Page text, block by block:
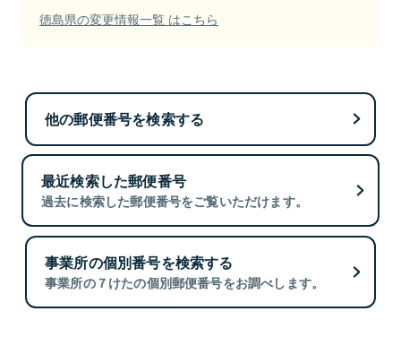
徳島県の変更情報一覧 はこちら
他の郵便番号を検索する
最近検索した郵便番号
過去に検索した郵便番号をご覧いただけます。
事業所の個別番号を検索する
事業所の７けたの個別郵便番号をお調べします。